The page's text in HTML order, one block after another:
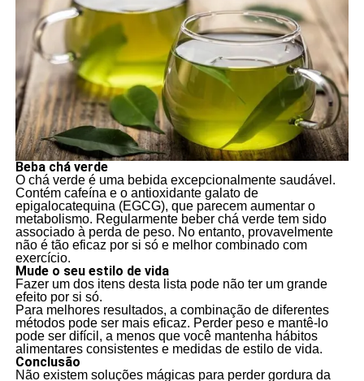
Beba chá verde
O chá verde é uma bebida excepcionalmente saudável.
Contém cafeína e o antioxidante galato de
epigalocatequina (EGCG), que parecem aumentar o
metabolismo. Regularmente beber chá verde tem sido
associado à perda de peso. No entanto, provavelmente
não é tão eficaz por si só e melhor combinado com
exercício.
Mude o seu estilo de vida
Fazer um dos itens desta lista pode não ter um grande
efeito por si só.
Para melhores resultados, a combinação de diferentes
métodos pode ser mais eficaz. Perder peso e mantê-lo
pode ser difícil, a menos que você mantenha hábitos
alimentares consistentes e medidas de estilo de vida.
Conclusão
Não existem soluções mágicas para perder gordura da